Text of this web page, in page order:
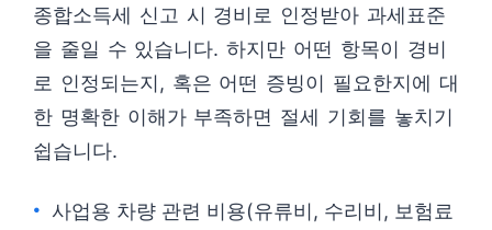
종합소득세 신고 시 경비로 인정받아 과세표준
을 줄일 수 있습니다. 하지만 어떤 항목이 경비
로 인정되는지, 혹은 어떤 증빙이 필요한지에 대
한 명확한 이해가 부족하면 절세 기회를 놓치기
쉽습니다.
사업용 차량 관련 비용(유류비, 수리비, 보험료